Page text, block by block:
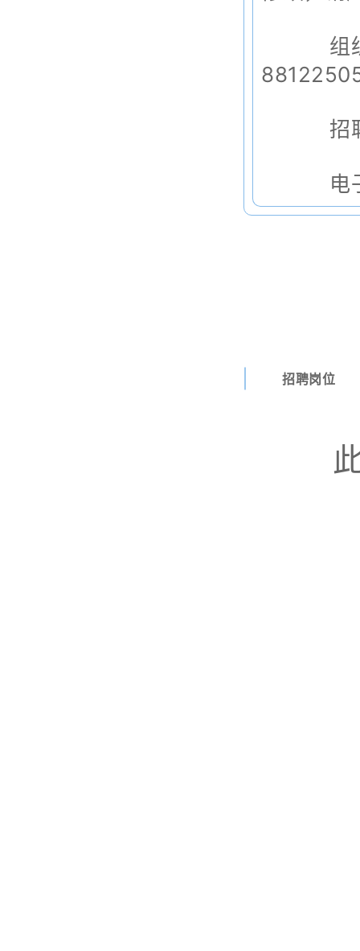
组织
招聘
电子
招聘岗位
此